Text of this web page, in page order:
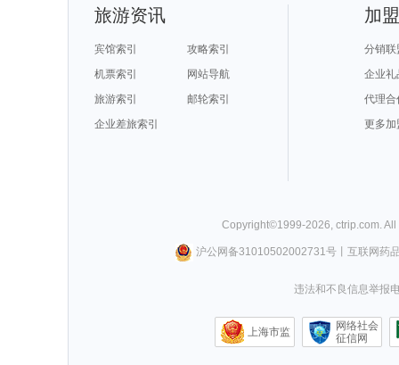
旅游资讯
宾馆索引
攻略索引
机票索引
网站导航
旅游索引
邮轮索引
企业差旅索引
加
分销联
企业礼
代理合
更多加
Copyright©1999-2026 ctrip.com .
沪公网备31010502002731号丨 互联网药
违法和不良信息举报
上海市监
网络社会
征信网